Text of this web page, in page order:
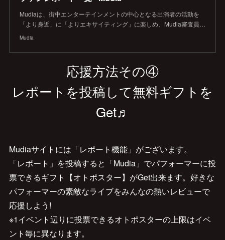
Mudiaは、街中エンターテインメントの中心となる出演者の活動を
「より身近」に「よりエキサイティング」に楽しめ、Mudia審査員…
Mudia
応援方法その④
レポートを投稿して無料ギフトを
Get♬
Mudiaサイトには「レポート機能」がございます。
「レポート」を投稿すると「Mudia」でパフォーマーに投
票できるギフト【オトポスター】がGet出来ます。好きな
パフォーマーの素敵なライブをみんなの熱いレビューで
応援しよう!
※1イベント辺りに投票できるオトポスターの上限はイベ
ント毎に異なります。